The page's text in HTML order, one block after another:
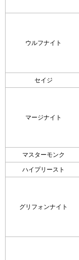
ウルフナイト
セイジ
マージナイト
マスターモンク
ハイプリースト
グリフォンナイト